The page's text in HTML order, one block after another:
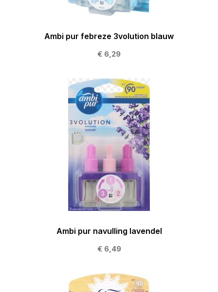
Ambi pur febreze 3volution blauw
€ 6,29
Ambi pur navulling lavendel
€ 6,49